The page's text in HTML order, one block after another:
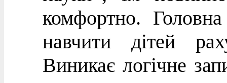
комфортно.
навчити дітей
Виникає логічне